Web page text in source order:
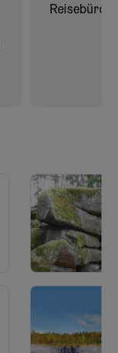
Reisebüro